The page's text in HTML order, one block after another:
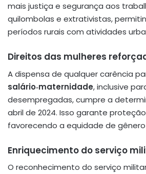
mais justiça e segurança aos
quilombolas e extrativistas,
períodos rurais com atividades
Direitos das mulheres
A dispensa de qualquer carência
salário‑maternidade, inclusive
desempregadas, cumpre a
abril de 2024. Isso garante
favorecendo a equidade de
Enriquecimento do serviço
O reconhecimento do serviço